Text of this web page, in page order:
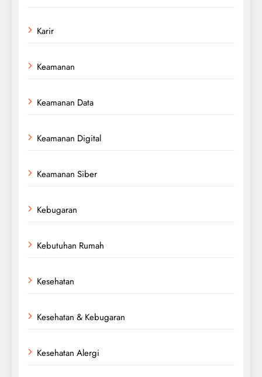
Karir
Keamanan
Keamanan Data
Keamanan Digital
Keamanan Siber
Kebugaran
Kebutuhan Rumah
Kesehatan
Kesehatan & Kebugaran
Kesehatan Alergi